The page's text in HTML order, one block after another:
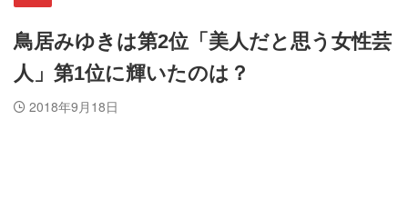
鳥居みゆきは第2位「美人だと思う女性芸
人」第1位に輝いたのは？
2018年9月18日